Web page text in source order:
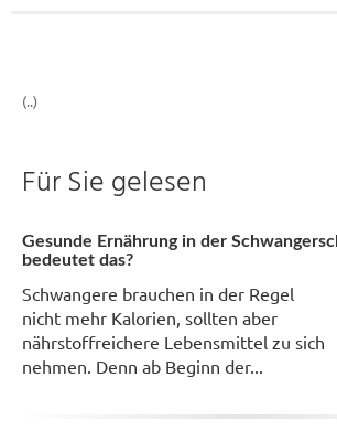
(..)
Für Sie gelesen
Gesunde Ernährung in der
bedeutet das?
Schwangere brauchen in der Regel
nicht mehr Kalorien, sollten aber
nährstoffreichere Lebensmittel zu sich
nehmen. Denn ab Beginn der...